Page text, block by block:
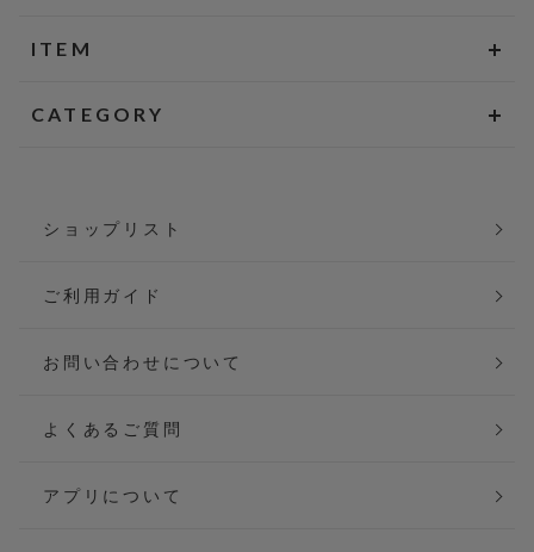
ITEM
CATEGORY
ショップリスト
ご利用ガイド
お問い合わせについて
よくあるご質問
アプリについて